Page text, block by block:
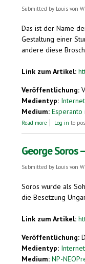
Submitted by Louis von
Das ist der Name
Gestaltung einer
andere diese
Link zum Artikel:
Veröffentlichung:
Medientyp:
Medium: Esperanto
Read more about Eine
Log in to
George Soros
Submitted by Louis von
Soros wurde als
die Besetzung
Link zum Artikel:
Veröffentlichung:
Medientyp:
Medium: NP-